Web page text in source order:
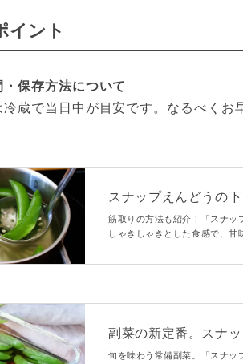
イント
・保存方法について
蔵で当日中が目安です。なるべくお
スナップえんどうの
筋取りの方法も紹介！「スナッ
しゃきしゃきとした食感で、甘
副菜の新定番。スナ
旬を味わう常備副菜。「スナッ